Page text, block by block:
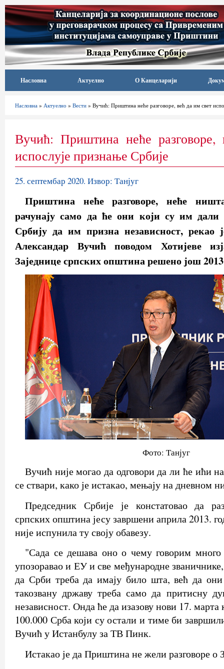
Насловна Актуелно О Канцеларији
Насловна » Актуелно » Вести » Вучић: Приштина неће разговоре, већ да им свет
Вучић: Приштина неће
испослује признање Србије
25. септембар 2020. Извор: Танјуг
Приштина неће разговоре, неће
рачунају само да ће они који су им дали
Србију да им призна независност, рекао
Александар Вучић поводом Хотијеве
Заједнице српских општина решено још
Фото: Танјуг
Вучић није могао да одговори да ли ће ићи
се ствари, како је истакао, мењају на дневном
Председник Србије је констатовао да
српских општина јесу завршени априла 2013.
није испунила ту своју обавезу.
"Сада се дешава оно о чему говорим
упозоравао и ЕУ и све међународне
да Срби треба да имају било шта, већ да
такозвану државу треба само да притисну
независност. Онда ће да изазову нови 17. марта
100.000 Срба који су остали и тиме би
Вучић у Истанбулу за ТВ Пинк.
Истакао је да Приштина не жели разговоре о